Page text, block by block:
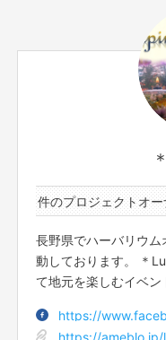
と1件のプロジェクトオー
長野県でハーバリウ
動しております。 ＊
て地元を楽しむイベ
https://
https://